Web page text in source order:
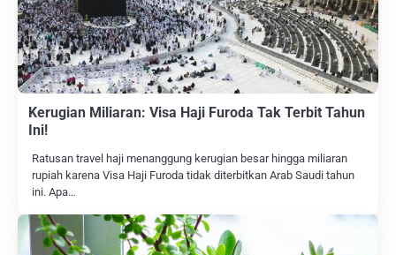
Kerugian Miliaran: Visa Haji Furoda Tak Terbit Tahun
Ini!
Ratusan travel haji menanggung kerugian besar hingga miliaran
rupiah karena Visa Haji Furoda tidak diterbitkan Arab Saudi tahun
ini. Apa…